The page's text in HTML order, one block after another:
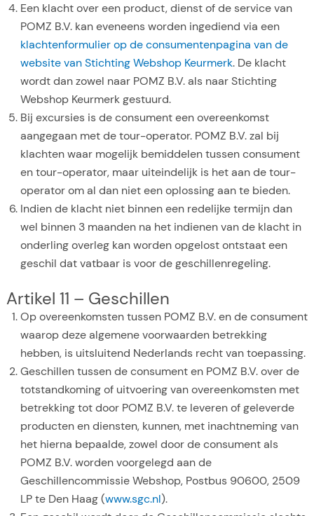
Een klacht over een product, dienst of de service van
POMZ B.V. kan eveneens worden ingediend via een
klachtenformulier op de consumentenpagina van de
website van Stichting Webshop Keurmerk. De klacht
wordt dan zowel naar POMZ B.V. als naar Stichting
Webshop Keurmerk gestuurd.
Bij excursies is de consument een overeenkomst
aangegaan met de tour-operator. POMZ B.V. zal bij
klachten waar mogelijk bemiddelen tussen consument
en tour-operator, maar uiteindelijk is het aan de tour-
operator om al dan niet een oplossing aan te bieden.
Indien de klacht niet binnen een redelijke termijn dan
wel binnen 3 maanden na het indienen van de klacht in
onderling overleg kan worden opgelost ontstaat een
geschil dat vatbaar is voor de geschillenregeling.
Artikel 11 – Geschillen
Op overeenkomsten tussen POMZ B.V. en de consument
waarop deze algemene voorwaarden betrekking
hebben, is uitsluitend Nederlands recht van toepassing.
Geschillen tussen de consument en POMZ B.V. over de
totstandkoming of uitvoering van overeenkomsten met
betrekking tot door POMZ B.V. te leveren of geleverde
producten en diensten, kunnen, met inachtneming van
het hierna bepaalde, zowel door de consument als
POMZ B.V. worden voorgelegd aan de
Geschillencommissie Webshop, Postbus 90600, 2509
LP te Den Haag (www.sgc.nl).